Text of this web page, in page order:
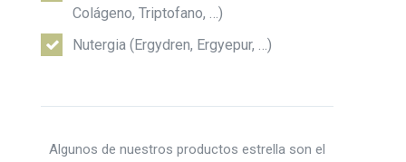
Colágeno, Triptofano, …)
Nutergia (Ergydren, Ergyepur, …)
Algunos de nuestros productos estrella son el